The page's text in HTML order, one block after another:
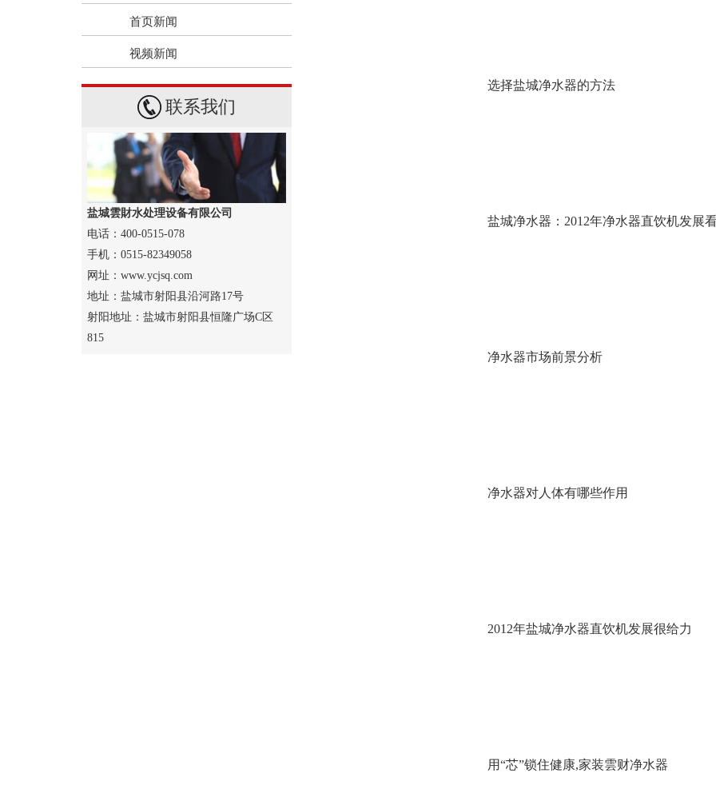
首页新闻
视频新闻
联系我们
盐城雲財水处理设备有限公司
电话：400-0515-078
手机：0515-82349058
网址：www.ycjsq.com
地址：盐城市射阳县沿河路17号
射阳地址：盐城市射阳县恒隆广场C区
815
选择盐城净水器的方法
盐城净水器：2012年净水器直饮机发展
净水器市场前景分析
净水器对人体有哪些作用
2012年盐城净水器直饮机发展很给力
用“芯”锁住健康,家装雲财净水器